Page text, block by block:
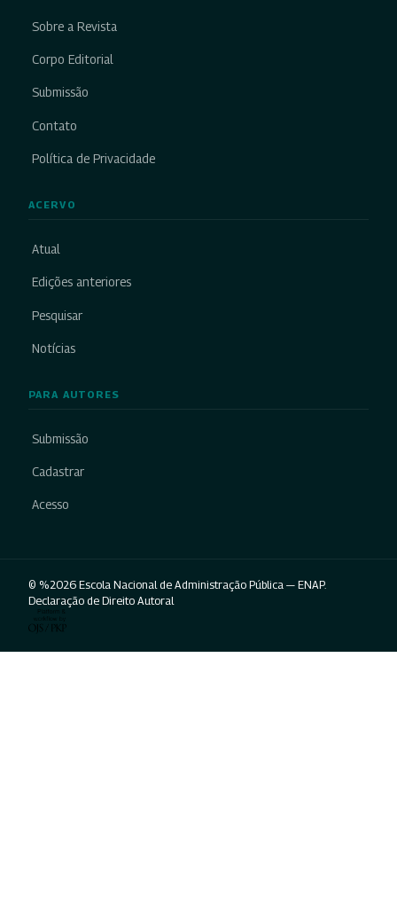
Sobre a Revista
Corpo Editorial
Submissão
Contato
Política de Privacidade
ACERVO
Atual
Edições anteriores
Pesquisar
Notícias
PARA AUTORES
Submissão
Cadastrar
Acesso
© %2026 Escola Nacional de Administração Pública — ENAP.
Declaração de Direito Autoral